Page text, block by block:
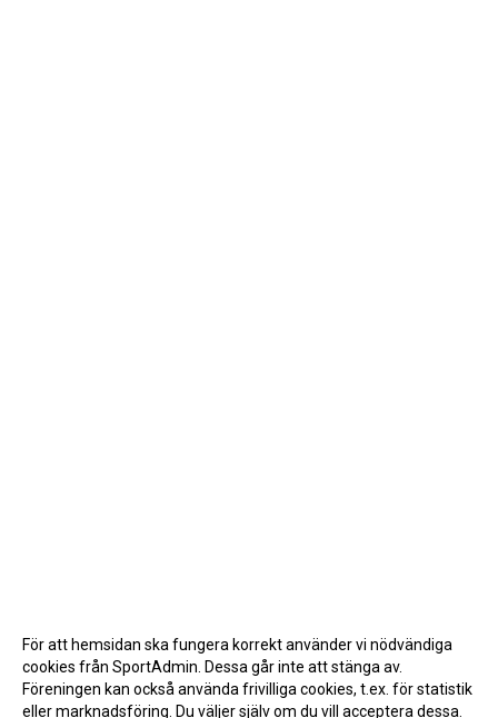
För att hemsidan ska fungera korrekt använder vi nödvändiga
cookies från SportAdmin. Dessa går inte att stänga av.
Föreningen kan också använda frivilliga cookies, t.ex. för statistik
eller marknadsföring. Du väljer själv om du vill acceptera dessa.